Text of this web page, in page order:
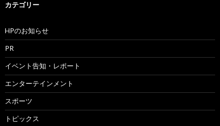
カテゴリー
HPのお知らせ
PR
イベント告知・レポート
エンターテインメント
スポーツ
トピックス